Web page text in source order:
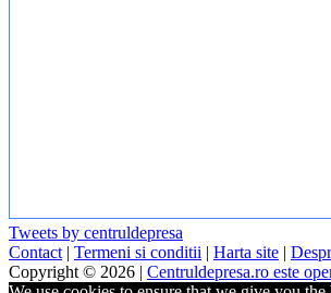
Tweets by centruldepresa
Contact | Termeni si conditii | Harta site |
Copyright © 2026 | Centruldepresa.ro este